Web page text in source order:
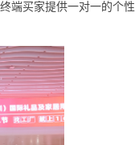
端买家提供一对一的个性